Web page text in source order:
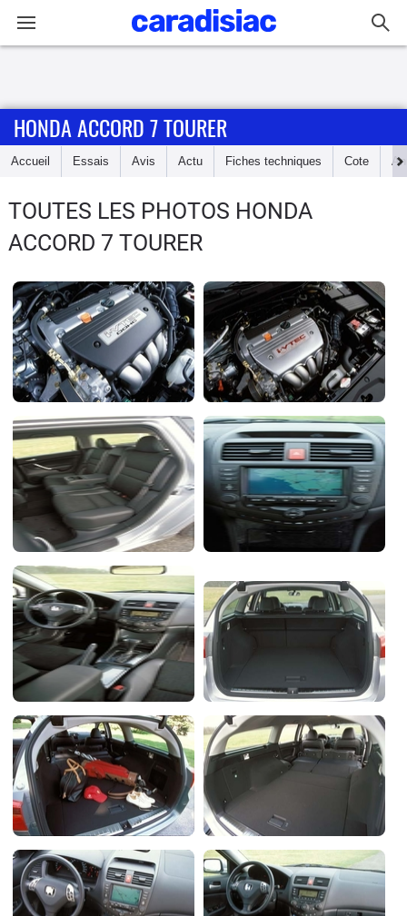
Accueil
Essais
d'achat
Electriques
Utilitaires
Flottes
Auto
Services
Forum
Moto
Marques
HONDA ACCORD 7 TOURER
Accueil Essais Avis Actu Fiches techniques Cote
TOUTES LES PHOTOS HONDA
ACCORD 7 TOURER